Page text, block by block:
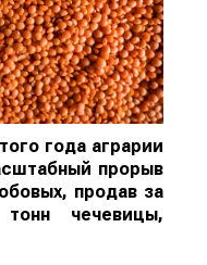
года аграрии
прорыв
продав за
чечевицы,